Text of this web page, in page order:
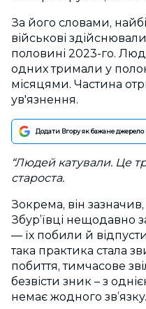
За його словами,
військові
половині 2023-го.
одних тримали у
місяцями. Частина
ув'язнення.
Додати Вгору як бажане джерело
“Людей катували. Це
староста.
Зокрема, він
Збур’ївці нещодавно
— їх побили й
така практика стала
побиття, тимчасове
безвісти зник – з
немає жодного зв’язку.